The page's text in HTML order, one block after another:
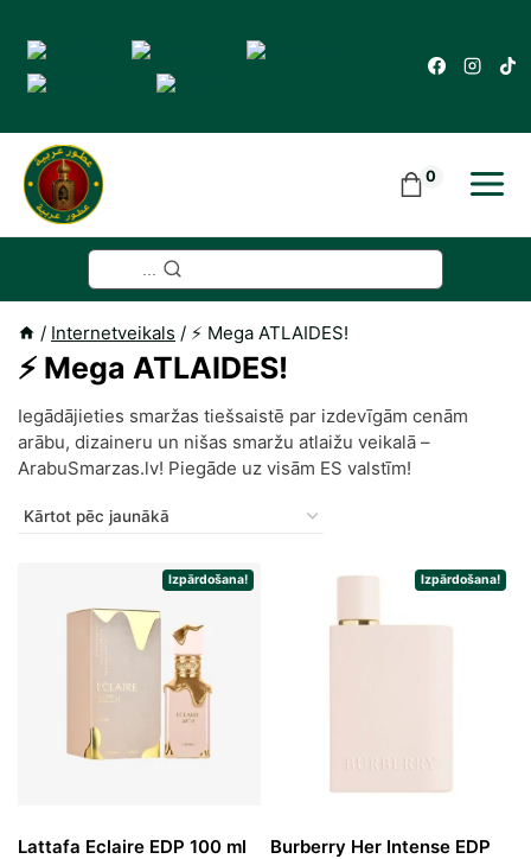
content
0
/ Internetveikals / ⚡️ Mega ATLAIDES!
⚡️ Mega ATLAIDES!
Iegādājieties smaržas tiešsaistē par izdevīgām cenām
arābu, dizaineru un nišas smaržu atlaižu veikalā –
ArabuSmarzas.lv! Piegāde uz visām ES valstīm!
Izpārdošana!
Lattafa Eclaire EDP 100 ml
Izpārdošana!
Burberry Her Intense EDP